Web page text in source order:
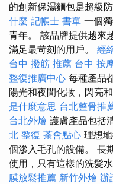
的創新保濕麵包是超級
什麼 記帳士 書單 一個
青年。 該品牌提供越來
滿足最苛刻的用戶。 經
台中 撥筋 推薦 台中 按
整復推廣中心 每種產品
陽光和夜間化妝，閃亮
是什麼意思 台北整骨推
台北外燴 護膚產品包括
北 整復 茶會點心 理想
個滲入毛孔的設備。 長
使用，只有這樣的洗髮
膜放鬆推薦 新竹外燴 辦